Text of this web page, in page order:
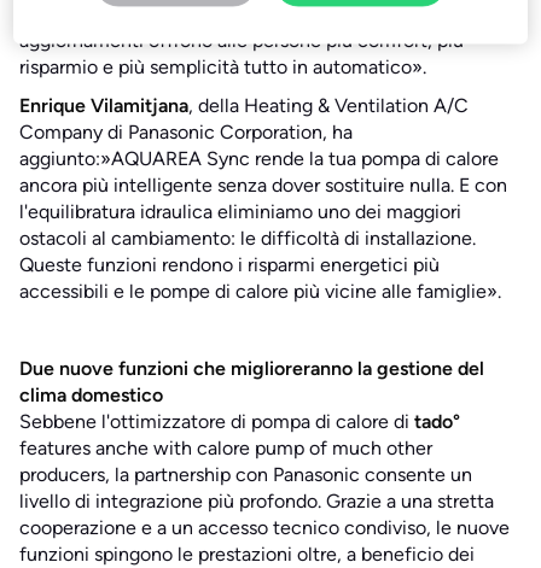
di spingerci oltre, come mai prima d'ora. Questi
aggiornamenti offrono alle persone più comfort, più
risparmio e più semplicità tutto in automatico».
Enrique Vilamitjana, della Heating & Ventilation A/C
Company di Panasonic Corporation, ha
aggiunto:»AQUAREA Sync rende la tua pompa di calore
ancora più intelligente senza dover sostituire nulla. E con
l'equilibratura idraulica eliminiamo uno dei maggiori
ostacoli al cambiamento: le difficoltà di installazione.
Queste funzioni rendono i risparmi energetici più
accessibili e le pompe di calore più vicine alle famiglie».
Due nuove funzioni che miglioreranno la gestione del
clima domestico
Sebbene l'ottimizzatore di pompa di calore di tado°
features anche with calore pump of much other
producers, la partnership con Panasonic consente un
livello di integrazione più profondo. Grazie a una stretta
cooperazione e a un accesso tecnico condiviso, le nuove
funzioni spingono le prestazioni oltre, a beneficio dei